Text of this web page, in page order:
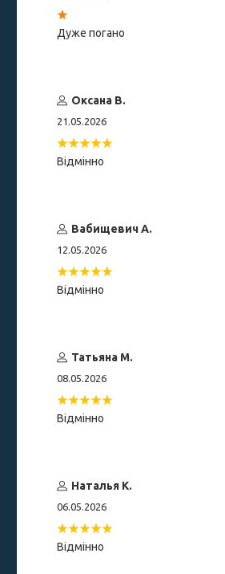
Дуже погано
Оксана В.
21.05.2026
Відмінно
Вабищевич А.
12.05.2026
Відмінно
Татьяна М.
08.05.2026
Відмінно
Наталья К.
06.05.2026
Відмінно